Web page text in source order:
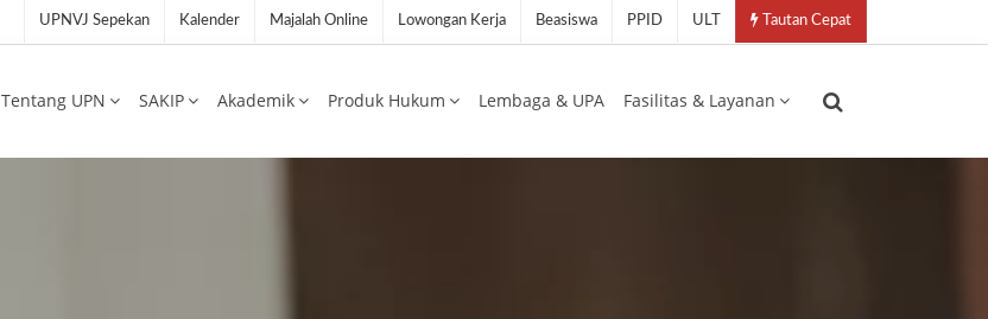
UPNVJ Sepekan Kalender Majalah Online Lowongan Kerja Beasiswa PPID ULT Tautan Cepat
Tentang UPN SAKIP Akademik Produk Hukum Lembaga & UPA Fasilitas & Layanan